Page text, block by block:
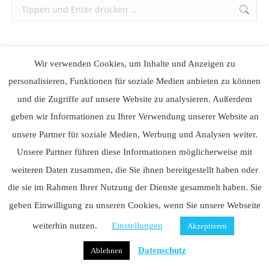
Search:
© Watchmen Sicherheitsdienstleistungen und –management GmbH
[DE] MAIN FOOTER
Wir verwenden Cookies, um Inhalte und Anzeigen zu
personalisieren, Funktionen für soziale Medien anbieten zu können
und die Zugriffe auf unsere Website zu analysieren. Außerdem
geben wir Informationen zu Ihrer Verwendung unserer Website an
unsere Partner für soziale Medien, Werbung und Analysen weiter.
Unsere Partner führen diese Informationen möglicherweise mit
weiteren Daten zusammen, die Sie ihnen bereitgestellt haben oder
die sie im Rahmen Ihrer Nutzung der Dienste gesammelt haben. Sie
geben Einwilligung zu unseren Cookies, wenn Sie unsere Webseite
weiterhin nutzen. Einstellungen Akzeptieren
Ablehnen Datenschutz